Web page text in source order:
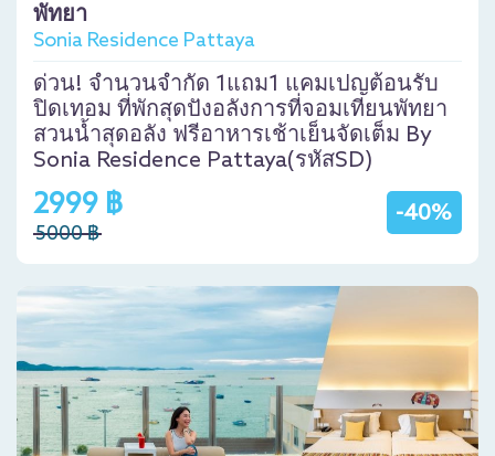
พัทยา
Sonia Residence Pattaya
ด่วน! จำนวนจำกัด 1แถม1 แคมเปญต้อนรับ
ปิดเทอม ที่พักสุดปังอลังการที่จอมเทียนพัทยา
สวนน้ำสุดอลัง ฟรีอาหารเช้าเย็นจัดเต็ม By
Sonia Residence Pattaya(รหัสSD)
-40%
2999 ฿
5000 ฿